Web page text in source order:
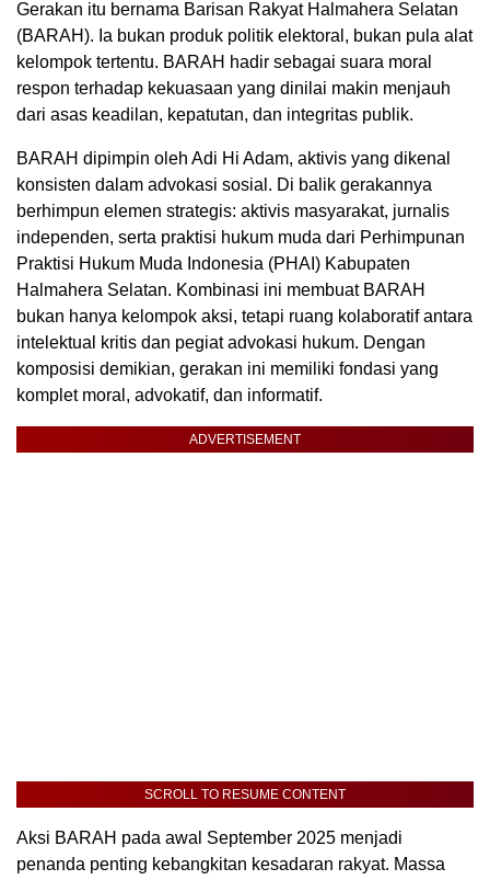
Gerakan itu bernama Barisan Rakyat Halmahera Selatan
(BARAH). Ia bukan produk politik elektoral, bukan pula alat
kelompok tertentu. BARAH hadir sebagai suara moral
respon terhadap kekuasaan yang dinilai makin menjauh
dari asas keadilan, kepatutan, dan integritas publik.
BARAH dipimpin oleh Adi Hi Adam, aktivis yang dikenal
konsisten dalam advokasi sosial. Di balik gerakannya
berhimpun elemen strategis: aktivis masyarakat, jurnalis
independen, serta praktisi hukum muda dari Perhimpunan
Praktisi Hukum Muda Indonesia (PHAI) Kabupaten
Halmahera Selatan. Kombinasi ini membuat BARAH
bukan hanya kelompok aksi, tetapi ruang kolaboratif antara
intelektual kritis dan pegiat advokasi hukum. Dengan
komposisi demikian, gerakan ini memiliki fondasi yang
komplet moral, advokatif, dan informatif.
ADVERTISEMENT
SCROLL TO RESUME CONTENT
Aksi BARAH pada awal September 2025 menjadi
penanda penting kebangkitan kesadaran rakyat. Massa